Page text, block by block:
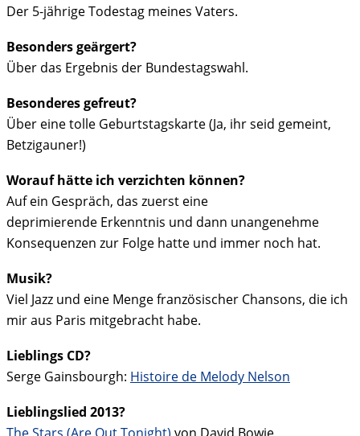
Der 5-jährige Todestag meines Vaters.
Besonders geärgert?
Über das Ergebnis der Bundestagswahl.
Besonderes gefreut?
Über eine tolle Geburtstagskarte (Ja, ihr seid gemeint,
Betzigauner!)
Worauf hätte ich verzichten können?
Auf ein Gespräch, das zuerst eine
deprimierende Erkenntnis und dann unangenehme
Konsequenzen zur Folge hatte und immer noch hat.
Musik?
Viel Jazz und eine Menge französischer Chansons, die ich
mir aus Paris mitgebracht habe.
Lieblings CD?
Serge Gainsbourgh: Histoire de Melody Nelson
Lieblingslied 2013?